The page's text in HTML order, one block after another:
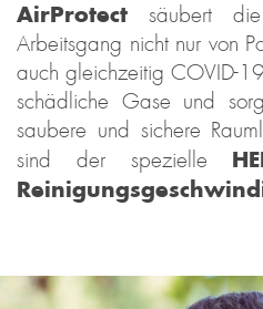
AirProtect säubert
Arbeitsgang nicht nur von
auch gleichzeitig COVID-
schädliche Gase und
saubere und sichere
sind der spezielle